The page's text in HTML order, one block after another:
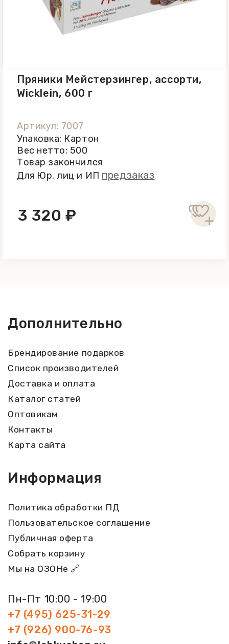
Пряники Мейстерзингер, ассорти,
Wicklein, 600 г
Артикул: 7007
Упаковка: Картон
Вес нетто: 500
Товар закончился
Для Юр. лиц и ИП предзаказ
3 320 ₽
Дополнительно
Брендирование подарков
Список производителей
Доставка и оплата
Каталог статей
Оптовикам
Контакты
Карта сайта
Информация
Политика обработки ПД
Пользовательское соглашение
Публичная оферта
Собрать корзину
Мы на ОЗОНе 🔗
Пн-Пт 10:00 - 19:00
+7 (495) 625-31-29
+7 (926) 900-76-93